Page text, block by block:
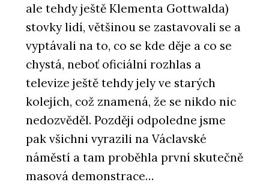
ale tehdy ještě Klementa Gottwalda)
stovky lidí, většinou se zastavovali se a
vyptávali na to, co se kde děje a co se
chystá, neboť oficiální rozhlas a
televize ještě tehdy jely ve starých
kolejích, což znamená, že se nikdo nic
nedozvěděl. Později odpoledne jsme
pak všichni vyrazili na Václavské
náměstí a tam proběhla první skutečně
masová demonstrace…